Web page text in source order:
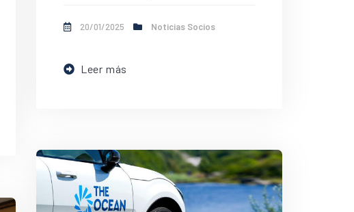
20/01/2025 Noticias Socios
Leer más